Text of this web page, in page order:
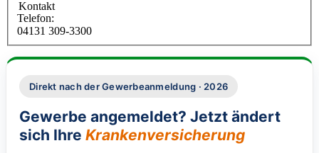
Kontakt
Telefon:
04131 309-3300
Direkt nach der Gewerbeanmeldung · 2026
Gewerbe angemeldet? Jetzt ändert
sich Ihre Krankenversicherung